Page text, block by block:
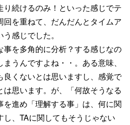
り続けるのみ！といった感じでテ
回を重ねて、だんだんとタイムア
感じでした。
事を多角的に分析？する感じなの
うんですよね・・。ある意味、
良くないとは思いますし、感覚で
思います。が、「何故そうなる
進め「理解する事」は、何に関
し、TAに関してもそうじゃない